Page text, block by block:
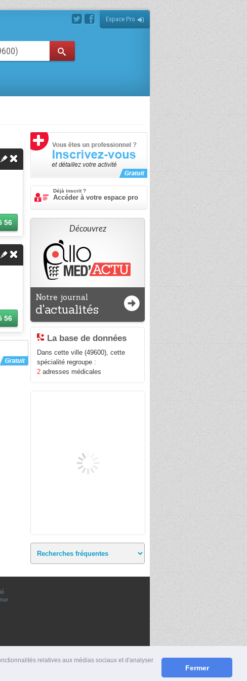
relatives aux médias sociaux et d'analyser
Fermer
Espace Pro
56
56
Déjà inscrit ?
Accéder à votre espace pro
Découvrez
Notre journal
d'actualités
La base de données
Dans cette ville (49600), cette
spécialité regroupe :
2 adresses médicales